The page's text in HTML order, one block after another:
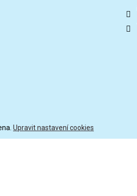
Upravit nastavení cookies